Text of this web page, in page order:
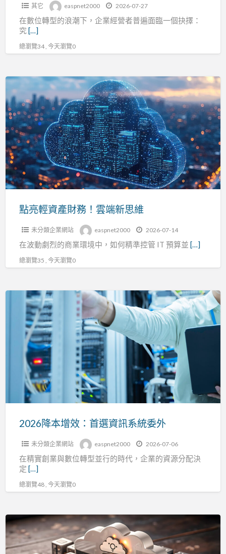
其它 easpnet2000 2026-07-27
在數位轉型的浪潮下，企業經營者普遍面臨一個抉擇：
究 […]
總瀏覽34 , 今天瀏覽0
點
亮
輕
資
產
財
務！
雲
端
點亮輕資產財務！雲端新思維
未分類企業網站 easpnet2000 2026-07-14
在波動劇烈的商業環境中，如何精準控管 IT 預算並 […]
總瀏覽35 , 今天瀏覽0
訊
2026降本增效：首選資訊系統委外
未分類企業網站 easpnet2000 2026-07-06
在精實創業與數位轉型並行的時代，企業的資源分配決
定 […]
總瀏覽48 , 今天瀏覽0
部
署
AI